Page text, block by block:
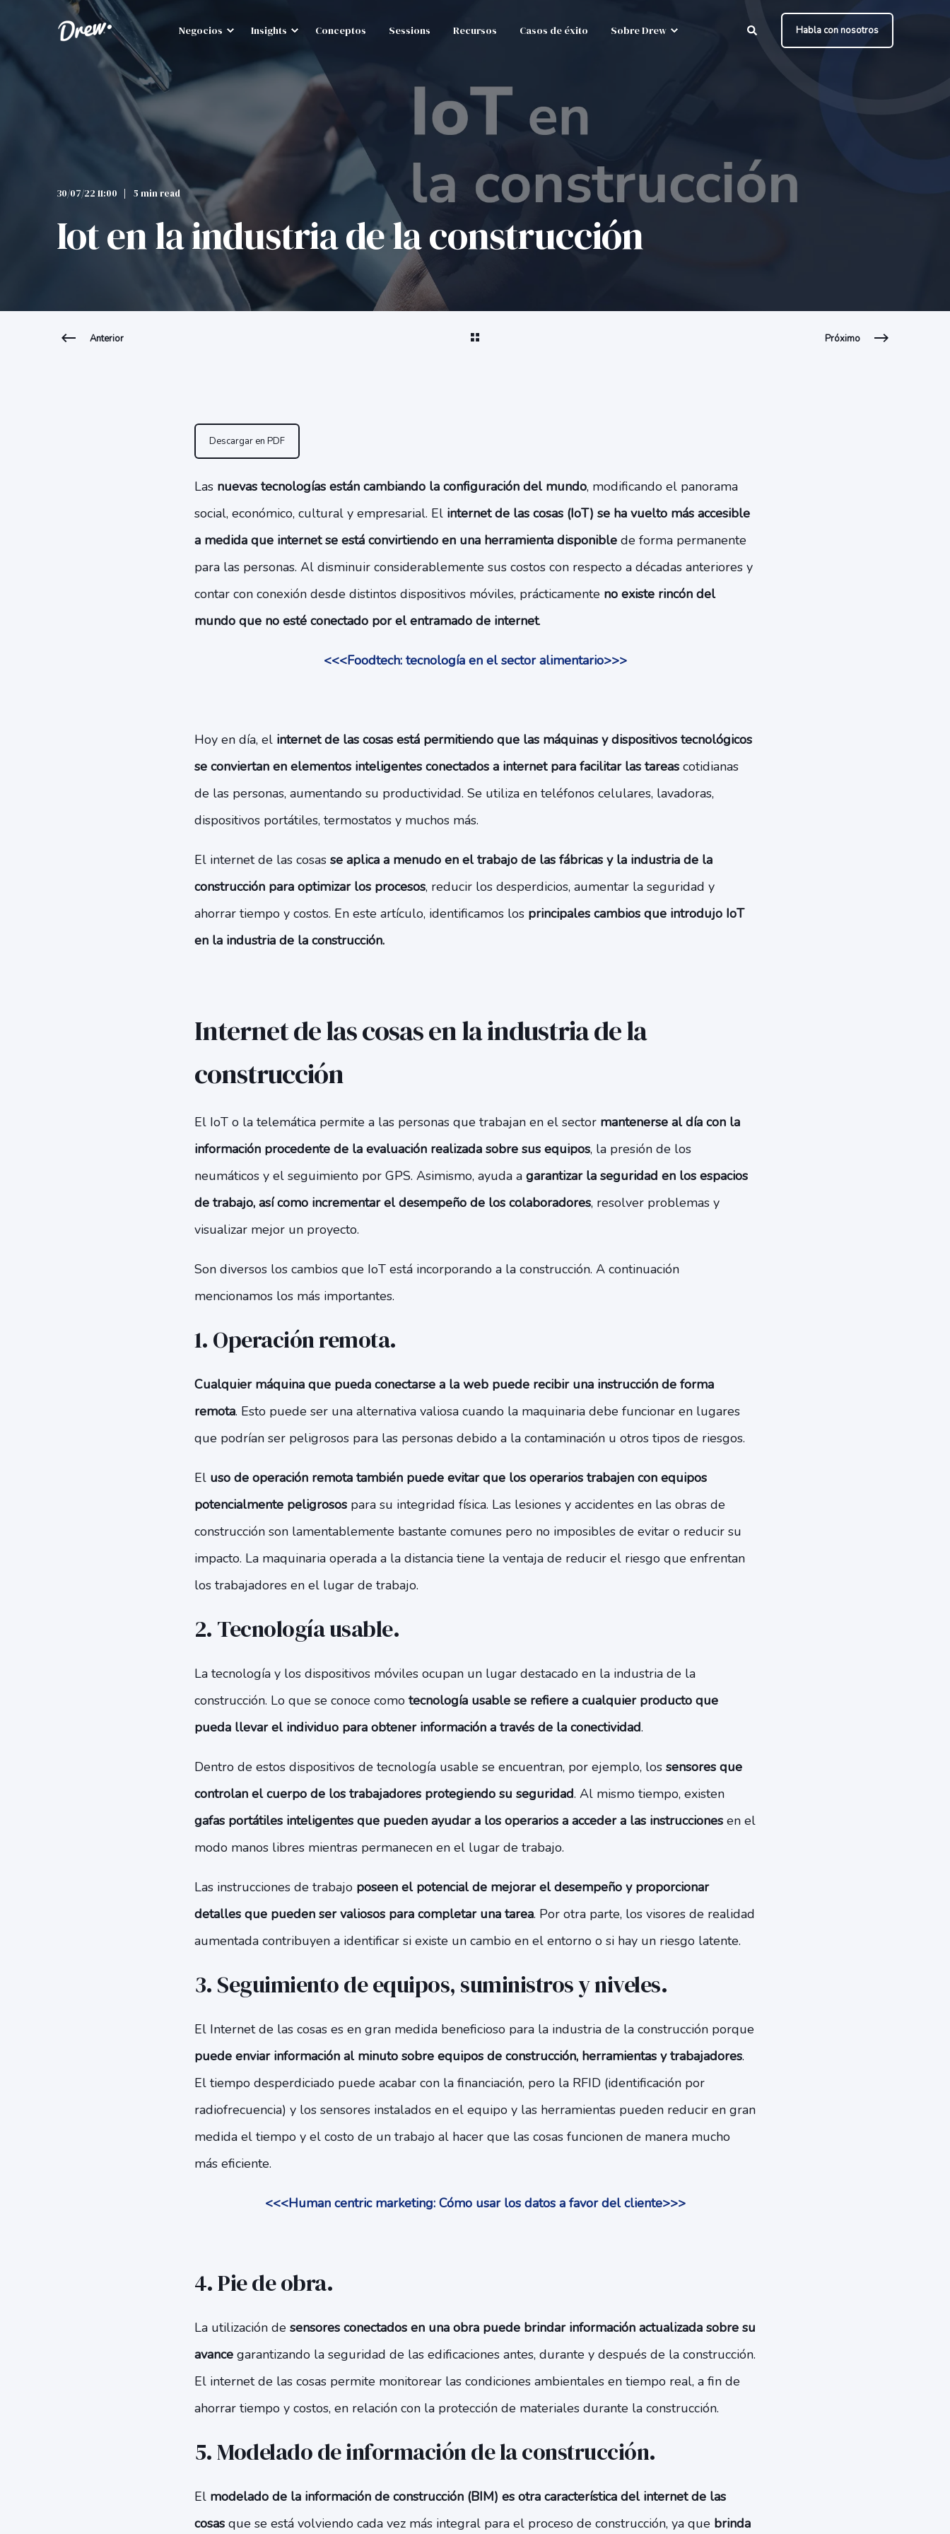
Negocios Insights Conceptos Sessions Recursos Casos de éxito Sobre Drew Habla con nosotros
30/07/22 11:00 5 min read
Iot en la industria de la construcción
Anterior Próximo
Descargar en PDF
Las nuevas tecnologías están cambiando la configuración del mundo, modificando el panorama
social, económico, cultural y empresarial. El internet de las cosas (IoT) se ha vuelto más accesible
a medida que internet se está convirtiendo en una herramienta disponiblede forma permanente
para las personas. Al disminuir considerablemente sus costos con respecto a décadas anteriores y
contar con conexión desde distintos dispositivos móviles, prácticamente no existe rincón del
mundo que no esté conectado por el entramado de internet.
<<<Foodtech: tecnología en el sector alimentario>>>
Hoy en día, el internet de las cosas está permitiendo que las máquinas y dispositivos tecnológicos
se conviertan en elementos inteligentes conectados a internet para facilitar las tareas cotidianas
de las personas, aumentando su productividad. Se utiliza en teléfonos celulares, lavadoras,
dispositivos portátiles, termostatos y muchos más.
El internet de las cosas se aplica a menudo en el trabajo de las fábricas y la industria de la
construcción para optimizar los procesos, reducir los desperdicios, aumentar la seguridad y
ahorrar tiempo y costos. En este artículo, identificamos los principales cambios que introdujo IoT
en la industria de la construcción.
Internet de las cosas en la industria de la
construcción
El IoT o la telemática permite a las personas que trabajan en el sector mantenerse al día con la
información procedente de la evaluación realizada sobre sus equipos, la presión de los
neumáticos y el seguimiento por GPS. Asimismo, ayuda a garantizar la seguridad en los espacios
de trabajo, así como incrementar el desempeño de los colaboradores, resolver problemas y
visualizar mejor un proyecto.
Son diversos los cambios que IoT está incorporando a la construcción. A continuación
mencionamos los más importantes.
1. Operación remota.
Cualquier máquina que pueda conectarse a la web puede recibir una instrucción de forma
remota. Esto puede ser una alternativa valiosa cuando la maquinaria debe funcionar en lugares
que podrían ser peligrosos para las personas debido a la contaminación u otros tipos de riesgos.
El uso de operación remota también puede evitar que los operarios trabajen con equipos
potencialmente peligrosospara su integridad física. Las lesiones y accidentes en las obras de
construcción son lamentablemente bastante comunes pero no imposibles de evitar o reducir su
impacto. La maquinaria operada a la distancia tiene la ventaja de reducir el riesgo que enfrentan
los trabajadores en el lugar de trabajo.
2. Tecnología usable.
La tecnología y los dispositivos móviles ocupan un lugar destacado en la industria de la
construcción. Lo que se conoce como tecnología usable se refiere a cualquier producto que
pueda llevar el individuo para obtener información a través de la conectividad.
Dentro de estos dispositivos de tecnología usable se encuentran, por ejemplo, los sensores que
controlan el cuerpo de los trabajadores protegiendo su seguridad. Al mismo tiempo, existen
gafas portátiles inteligentes que pueden ayudar a los operarios a acceder a las instruccionesen el
modo manos libres mientras permanecen en el lugar de trabajo.
Las instrucciones de trabajo poseen el potencial de mejorar el desempeño y proporcionar
detalles que pueden ser valiosos para completar una tarea. Por otra parte, los visores de realidad
aumentada contribuyen a identificar si existe un cambio en el entorno o si hay un riesgo latente.
3. Seguimiento de equipos, suministros y niveles.
El Internet de las cosas es en gran medida beneficioso para la industria de la construcción porque
puede enviar información al minuto sobre equipos de construcción, herramientas y trabajadores.
El tiempo desperdiciado puede acabar con la financiación, pero la RFID (identificación por
radiofrecuencia) y los sensores instalados en el equipo y las herramientas pueden reducir en gran
medida el tiempo y el costo de un trabajo al hacer que las cosas funcionen de manera mucho
más eficiente.
<<<Human centric marketing: Cómo usar los datos a favor del cliente>>>
4. Pie de obra.
La utilización de sensores conectados en una obra puede brindar información actualizada sobre su
avancegarantizando la seguridad de las edificaciones antes, durante y después de la construcción.
El internet de las cosas permite monitorear las condiciones ambientales en tiempo real, a fin de
ahorrar tiempo y costos, en relación con la protección de materiales durante la construcción.
5. Modelado de información de la construcción.
El modelado de la información de construcción (BIM) es otra característica del internet de las
cosasque se está volviendo cada vez más integral para el proceso de construcción, ya que brinda